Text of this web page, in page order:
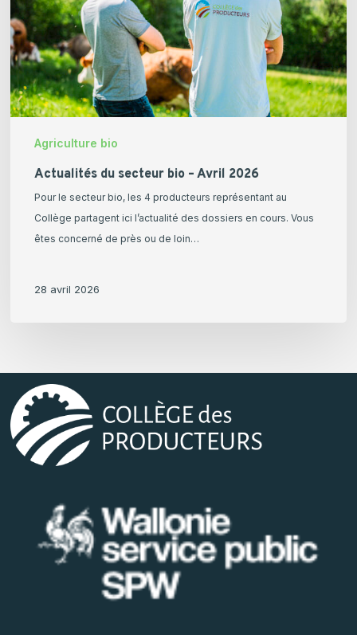
Agriculture bio
Avril
2026
Actualités du secteur bio – Avril 2026
Pour le secteur bio, les 4 producteurs représentant au
Collège partagent ici l’actualité des dossiers en cours. Vous
êtes concerné de près ou de loin…
28 avril 2026